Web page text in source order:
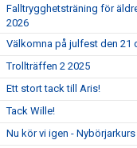
Falltrygghetsträning för
2026
Välkomna på julfest den 21
Trollträffen 2 2025
Ett stort tack till Aris!
Tack Wille!
Nu kör vi igen -